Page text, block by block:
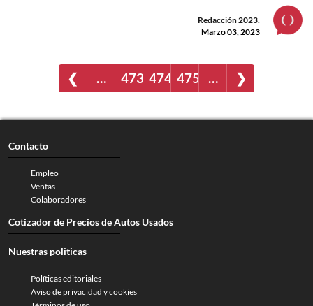
Redacción 2023.
Marzo 03, 2023
❮ … 473 474 475 … ❯
Contacto
Empleo
Ventas
Colaboradores
Cotizador de Precios de Autos Usados
Nuestras politicas
Políticas editoriales
Aviso de privacidad y cookies